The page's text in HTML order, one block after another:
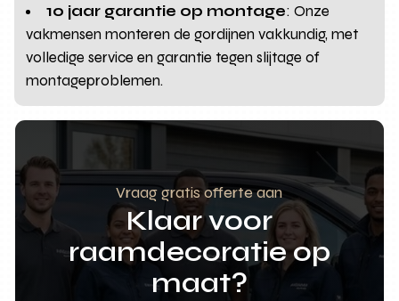
10 jaar garantie op montage: Onze
vakmensen monteren de gordijnen vakkundig, met
volledige service en garantie tegen slijtage of
montageproblemen.
Vraag gratis offerte aan
Klaar voor
raamdecoratie op
maat?